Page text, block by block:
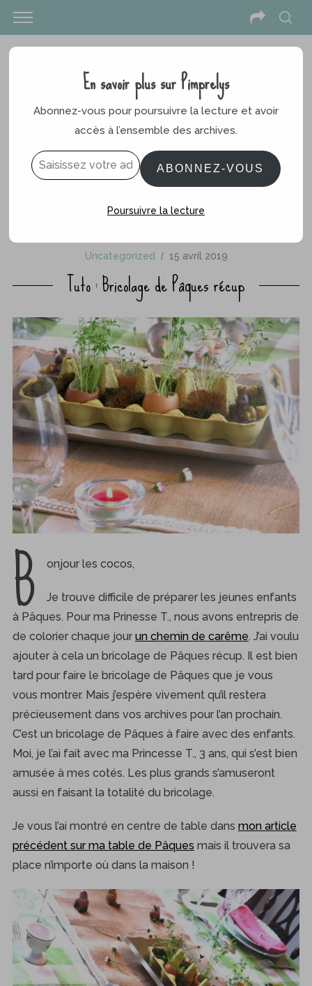
Uncategorized 15 avril 2019
Tuto : Bricolage de Pâques récup
B onjour les cocos,
Je trouve difficile de préparer les jeunes enfants
à Pâques. Pour ma Prinesse T., nous avons entrepris de
de colorier chaque jour un chemin de carême. J’ai voulu
ajouter à cela un bricolage de Pâques récup. Il est bien
tard pour faire le bricolage de Pâques que je vous
vous montrer. Mais j’espère vivement qu’il restera
précieusement dans vos archives pour l’an prochain.
C’est un bricolage de Pâques à faire avec des enfants.
Moi, je l’ai fait avec ma Princesse T., 3 ans, qui s’est bien
amusée à mes cotés. Les plus grands s’amuseront
aussi en faisant la totalité du bricolage.
Je vous l’ai montré en centre de table dans mon article
précédent sur ma table de Pâques mais il trouvera sa
place n’importe où dans la maison !
En savoir plus sur Pimprelys
Abonnez-vous pour poursuivre la lecture et avoir
accès à l’ensemble des archives.
ABONNEZ-VOUS
Poursuivre la lecture